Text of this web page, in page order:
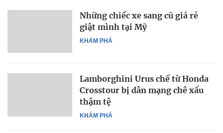
KHÁM PHÁ
Những chiếc xe sang cũ giá rẻ
giật mình tại Mỹ
KHÁM PHÁ
Lamborghini Urus chế từ Honda
Crosstour bị dân mạng chê xấu
thậm tệ